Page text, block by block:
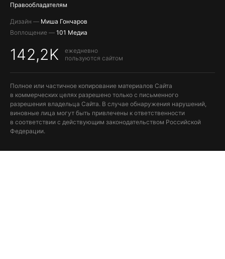
Правообладателям
Дизайн — Миша Гончаров
Воплощение — 101 Медиа
142,2K
ежедневно
пользуются сайтом
Полное или частичное копирование материалов Сайта
в коммерческих целях разрешено только с письменного
разрешения владельца Сайта. В случае обнаружения нарушений,
виновные лица могут быть привлечены к ответственности
в соответствии с действующим законодательством Российской
Федерации.